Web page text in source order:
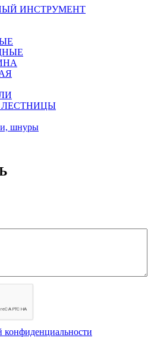
ИНСТРУМЕНТ
ЛЕСТНИЦЫ
шнуры
конфиденциальности